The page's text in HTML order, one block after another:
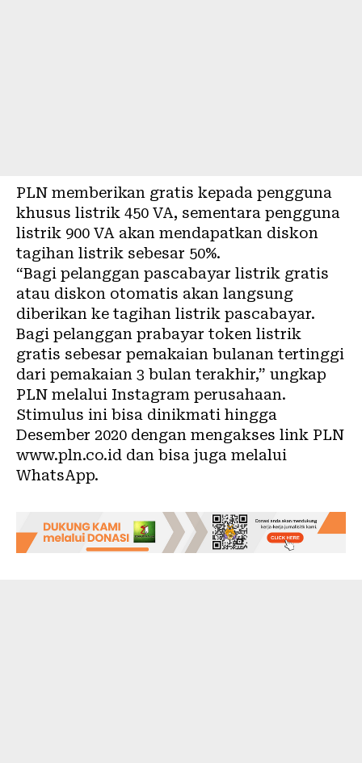
PLN memberikan gratis kepada pengguna
khusus listrik 450 VA, sementara pengguna
listrik 900 VA akan mendapatkan diskon
tagihan listrik sebesar 50%.
“Bagi pelanggan pascabayar listrik gratis
atau diskon otomatis akan langsung
diberikan ke tagihan listrik pascabayar.
Bagi pelanggan prabayar token listrik
gratis sebesar pemakaian bulanan tertinggi
dari pemakaian 3 bulan terakhir,” ungkap
PLN melalui Instagram perusahaan.
Stimulus ini bisa dinikmati hingga
Desember 2020 dengan mengakses link PLN
www.pln.co.id dan bisa juga melalui
WhatsApp.